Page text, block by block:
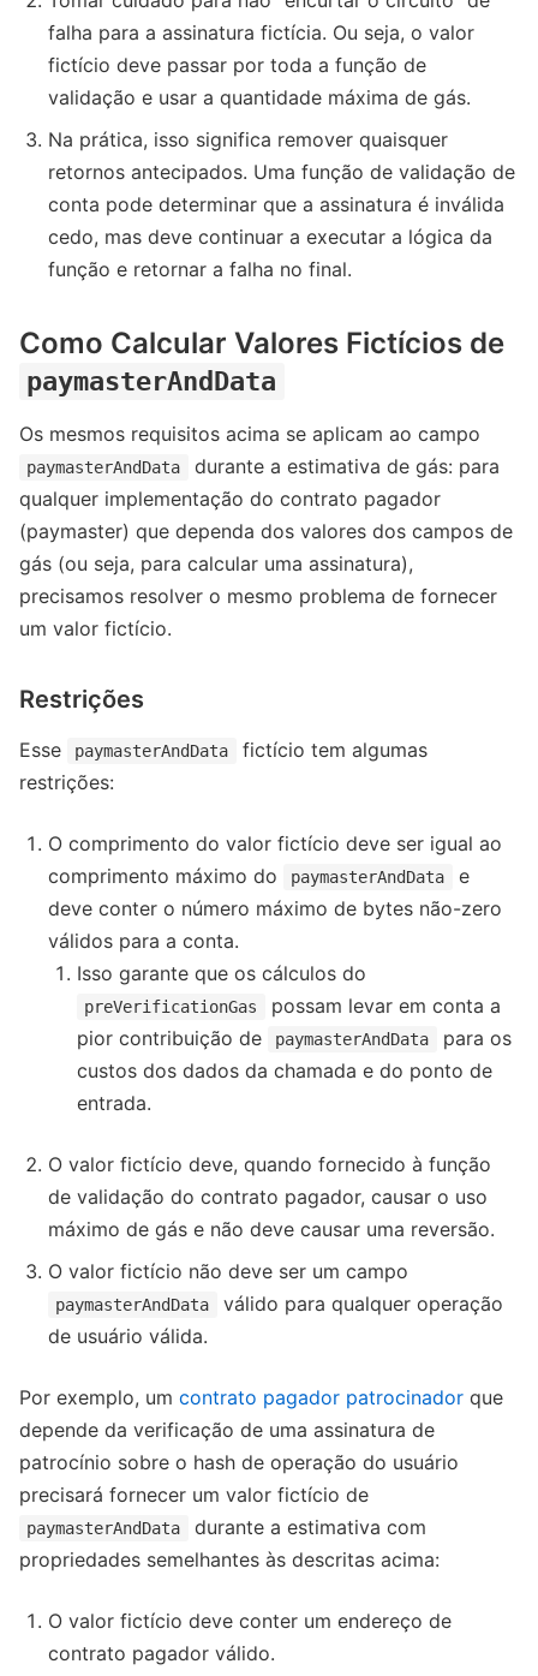
falha para a assinatura fictícia. Ou seja, o valor
fictício deve passar por toda a função de
validação e usar a quantidade máxima de gás.
Na prática, isso significa remover quaisquer
retornos antecipados. Uma função de validação de
conta pode determinar que a assinatura é inválida
cedo, mas deve continuar a executar a lógica da
função e retornar a falha no final.
Como Calcular Valores Fictícios de
paymasterAndData
Os mesmos requisitos acima se aplicam ao campo
paymasterAndData
durante a estimativa de gás: para
qualquer implementação do contrato pagador
(paymaster) que dependa dos valores dos campos de
gás (ou seja, para calcular uma assinatura),
precisamos resolver o mesmo problema de fornecer
um valor fictício.
Restrições
Esse paymasterAndData
fictício tem algumas
restrições:
O comprimento do valor fictício deve ser igual ao
comprimento máximo do
paymasterAndData
e
deve conter o número máximo de bytes não-zero
válidos para a conta.
Isso garante que os cálculos do
preVerificationGas
possam levar em conta a
pior contribuição de
paymasterAndData
para os
custos dos dados da chamada e do ponto de
entrada.
O valor fictício deve, quando fornecido à função
de validação do contrato pagador, causar o uso
máximo de gás e não deve causar uma reversão.
O valor fictício não deve ser um campo
paymasterAndData
válido para qualquer operação
de usuário válida.
Por exemplo, um contrato pagador patrocinador que
depende da verificação de uma assinatura de
patrocínio sobre o hash de operação do usuário
precisará fornecer um valor fictício de
paymasterAndData
durante a estimativa com
propriedades semelhantes às descritas acima:
O valor fictício deve conter um endereço de
contrato pagador válido.